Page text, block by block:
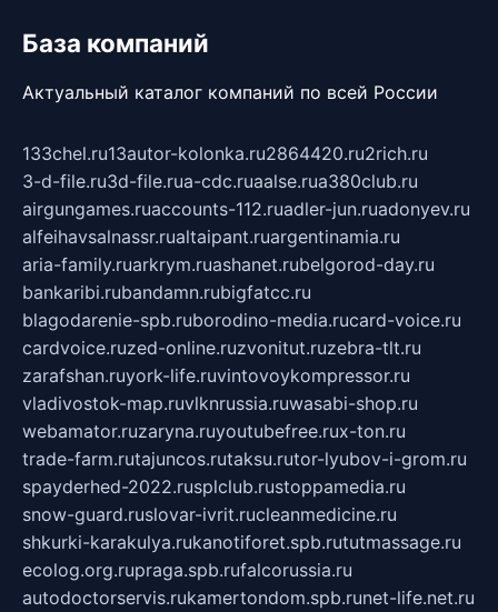
База компаний
Актуальный каталог компаний по всей России
133chel.ru13autor-kolonka.ru2864420.ru2rich.ru
3-d-file.ru3d-file.rua-cdc.ruaalse.rua380club.ru
airgungames.ruaccounts-112.ruadler-jun.ruadonyev.ru
alfeihavsalnassr.rualtaipant.ruargentinamia.ru
aria-family.ruarkrym.ruashanet.rubelgorod-day.ru
bankaribi.rubandamn.rubigfatcc.ru
blagodarenie-spb.ruborodino-media.rucard-voice.ru
cardvoice.ruzed-online.ruzvonitut.ruzebra-tlt.ru
zarafshan.ruyork-life.ruvintovoykompressor.ru
vladivostok-map.ruvlknrussia.ruwasabi-shop.ru
webamator.ruzaryna.ruyoutubefree.rux-ton.ru
trade-farm.rutajuncos.rutaksu.rutor-lyubov-i-grom.ru
spayderhed-2022.rusplclub.rustoppamedia.ru
snow-guard.ruslovar-ivrit.rucleanmedicine.ru
shkurki-karakulya.rukanotiforet.spb.rututmassage.ru
ecolog.org.rupraga.spb.rufalcorussia.ru
autodoctorservis.rukamertondom.spb.runet-life.net.ru